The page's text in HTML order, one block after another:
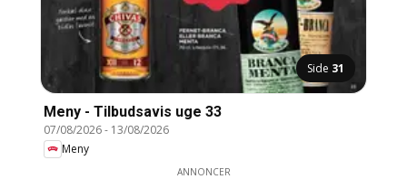
Side 31
Meny - Tilbudsavis uge 33
07/08/2026- 13/08/2026
Meny
ANNONCER